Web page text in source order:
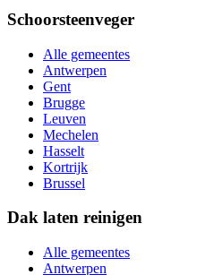
Schoorsteenveger
Alle gemeentes
Antwerpen
Gent
Brugge
Leuven
Mechelen
Hasselt
Kortrijk
Brussel
Dak laten reinigen
Alle gemeentes
Antwerpen